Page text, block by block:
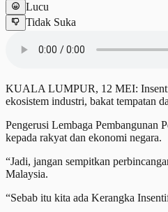
Lucu
Tidak Suka
KUALA LUMPUR, 12 MEI: Insentif
ekosistem industri, bakat tempatan
Pengerusi Lembaga Pembangunan
kepada rakyat dan ekonomi negara.
“Jadi, jangan sempitkan
Malaysia.
“Sebab itu kita ada Kerangka